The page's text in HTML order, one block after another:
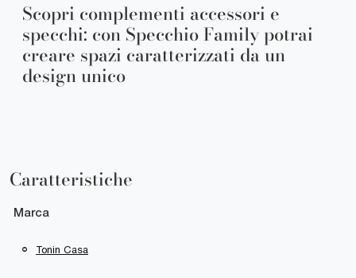
Scopri complementi accessori e
specchi: con Specchio Family potrai
creare spazi caratterizzati da un
design unico
Caratteristiche
Marca
Tonin Casa